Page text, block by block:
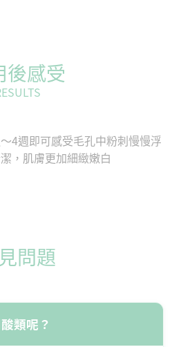
後感受
4週即可感受毛孔中粉刺慢慢浮
，肌膚更加細緻嫩白
問題
類呢？